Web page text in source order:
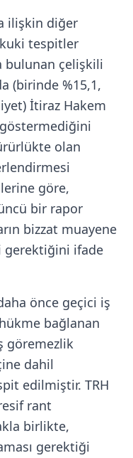
ilişkin diğer
tespitler
bulunan çelişkili
(birinde %15,1,
İtiraz Hakem
olan
göre,
bir rapor
bizzat muayene
gerektiğini ifade
önce geçici iş
bağlanan
göremezlik
dahil
edilmiştir. TRH
rant
birlikte,
gerektiği